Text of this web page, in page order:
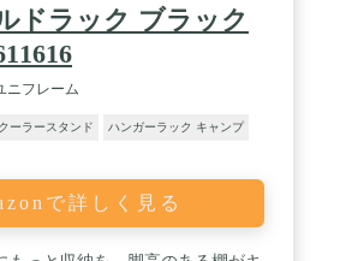
ドラック ブラック
ニフレーム
クーラースタンド ハンガーラック キャンプ
で詳しく見る